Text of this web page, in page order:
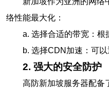
络性能最大化：
a. 选择合适的带宽：根
b. 选择CDN加速：可
2. 强大的安全防护
高防新加坡服务器配备